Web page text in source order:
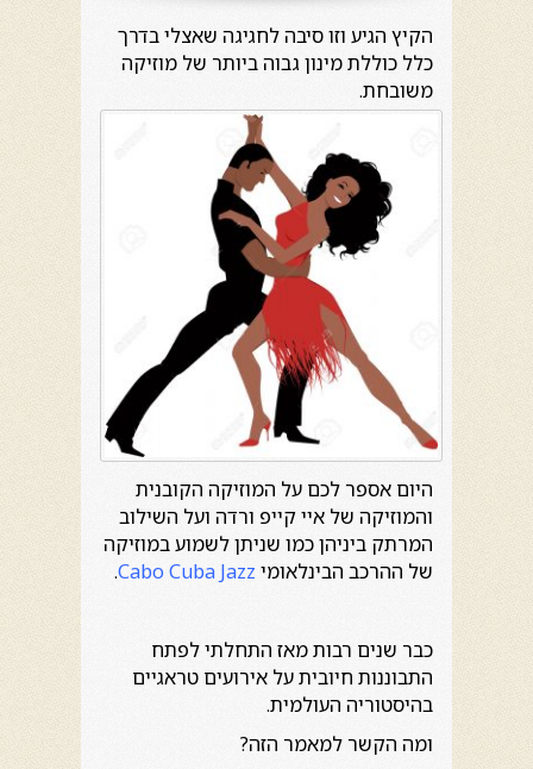
הקיץ הגיע וזו סיבה לחגיגה שאצלי בדרך
כלל כוללת מינון גבוה ביותר של מוזיקה
משובחת.
היום אספר לכם על המוזיקה הקובנית
והמוזיקה של איי קייפ ורדה ועל השילוב
המרתק ביניהן כמו שניתן לשמוע במוזיקה
של ההרכב הבינלאומי Cabo Cuba Jazz
.
כבר שנים רבות מאז התחלתי לפתח
התבוננות חיובית על אירועים טראגיים
בהיסטוריה העולמית.
ומה הקשר למאמר הזה?